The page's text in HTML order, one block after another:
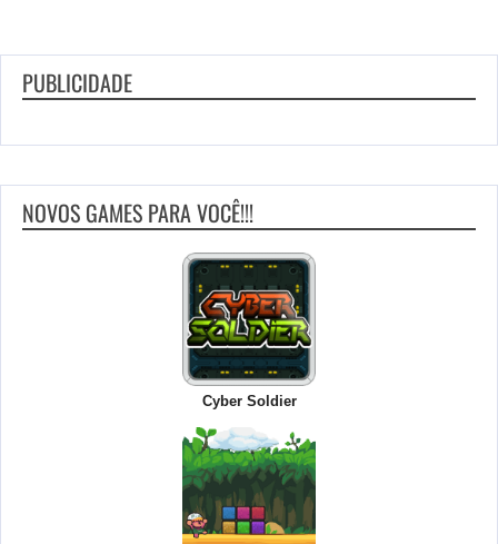
PUBLICIDADE
NOVOS GAMES PARA VOCÊ!!!
Cyber Soldier